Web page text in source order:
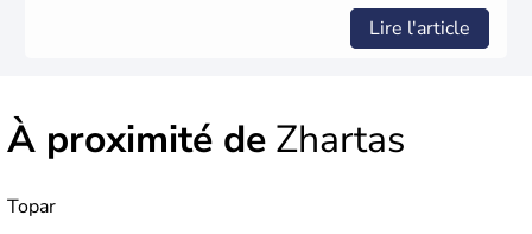
Lire l'article
À proximité de Zhartas
Topar